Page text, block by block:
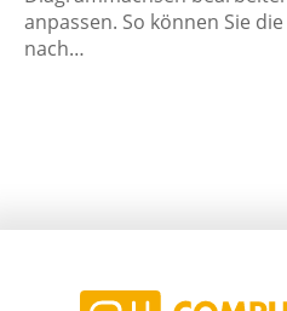
anpassen. So können Sie
nach…